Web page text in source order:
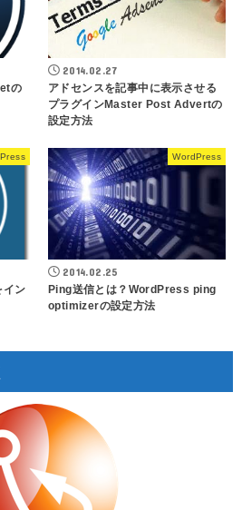
の
2014.02.27
アドセンスを記事中に表示させる
プラグインMaster Post Advertの
設定方法
イン
WordPress
2014.02.25
Ping送信とは？WordPress ping
optimizerの設定方法